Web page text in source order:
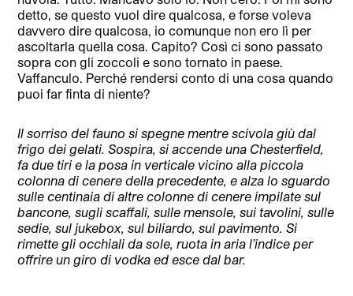
detto, se questo vuol dire qualcosa, e forse voleva
davvero dire qualcosa, io comunque non ero lì per
ascoltarla quella cosa. Capito? Così ci sono passato
sopra con gli zoccoli e sono tornato in paese.
Vaffanculo. Perché rendersi conto di una cosa quando
puoi far finta di niente?
Il sorriso del fauno si spegne mentre scivola giù dal
frigo dei gelati. Sospira, si accende una Chesterfield,
fa due tiri e la posa in verticale vicino alla piccola
colonna di cenere della precedente, e alza lo sguardo
sulle centinaia di altre colonne di cenere impilate sul
bancone, sugli scaffali, sulle mensole, sui tavolini, sulle
sedie, sul jukebox, sul biliardo, sul pavimento. Si
rimette gli occhiali da sole, ruota in aria l’indice per
offrire un giro di vodka ed esce dal bar.